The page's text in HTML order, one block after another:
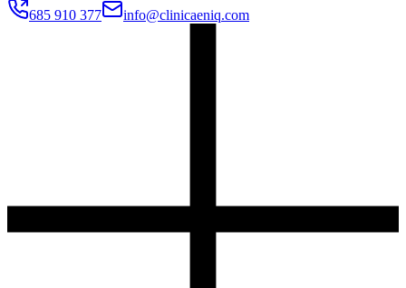
685 910 377 info@clinicaeniq.com